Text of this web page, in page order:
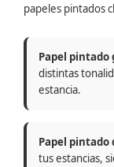
papeles pintados
Papel
distintas
estancia.
Papel pintado
tus estancias,